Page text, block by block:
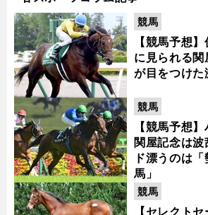
【競馬予想
に見られる
が目をつけた
競馬
【競馬予想
関屋記念は
ド漂うのは
馬」
競馬
【セレクト
競馬